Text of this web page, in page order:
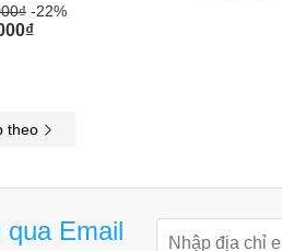
₫ -22%
₫
₫ -22%
₫
theo
Email